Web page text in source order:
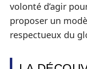
volonté d’agir
proposer un
respectueux du